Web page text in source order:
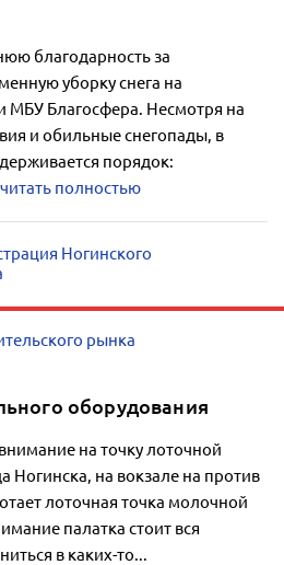
благодарность за
уборку снега на
МБУ Благосфера. Несмотря на
и обильные снегопады, в
порядок:
читать полностью
Ногинского
рынка
оборудования
на точку лоточной
Ногинска, на вокзале на против
лоточная точка молочной
палатка стоит вся
в каких-то...